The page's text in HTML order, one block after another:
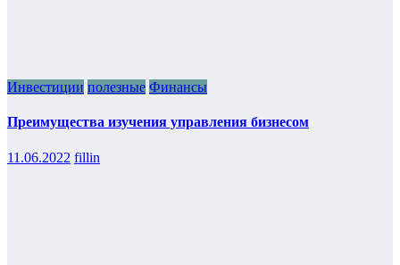
Инвестиции полезные Финансы
Преимущества изучения управления бизнесом
11.06.2022 fillin